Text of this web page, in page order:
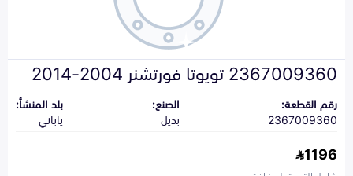
2367009360 تويوتا فورتشنر 2004-2014
رقم القطعة:
2367009360
الصنع:
بديل
بلد المنشأ:
ياباني
1196